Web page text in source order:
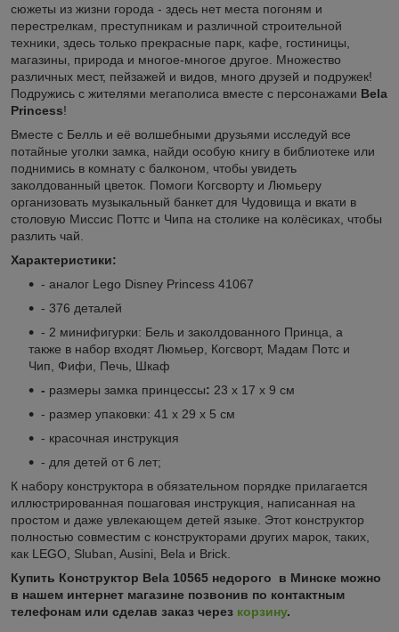
сюжеты из жизни города - здесь нет места погоням и
перестрелкам, преступникам и различной строительной
техники, здесь только прекрасные парк, кафе, гостиницы,
магазины, природа и многое-многое другое. Множество
различных мест, пейзажей и видов, много друзей и подружек!
Подружись с жителями мегаполиса вместе с персонажами Bela
Princess!
Вместе с Белль и её волшебными друзьями исследуй все
потайные уголки замка, найди особую книгу в библиотеке или
поднимись в комнату с балконом, чтобы увидеть
заколдованный цветок. Помоги Когсворту и Люмьеру
организовать музыкальный банкет для Чудовища и вкати в
столовую Миссис Поттс и Чипа на столике на колёсиках, чтобы
разлить чай.
Характеристики:
- аналог Lego Disney Princess 41067
- 376 деталей
- 2 минифигурки: Бель и заколдованного Принца, а
также в набор входят Люмьер, Когсворт, Мадам Потс и
Чип, Фифи, Печь, Шкаф
- размеры замка принцессы: 23 х 17 х 9 см
- размер упаковки: 41 х 29 х 5 см
- красочная инструкция
- для детей от 6 лет;
К набору конструктора в обязательном порядке прилагается
иллюстрированная пошаговая инструкция, написанная на
простом и даже увлекающем детей языке. Этот конструктор
полностью совместим с конструкторами других марок, таких,
как LEGO, Sluban, Ausini, Bela и Brick.
Купить Конструктор Bela 10565 недорого в Минске можно
в нашем интернет магазине позвонив по контактным
телефонам или сделав заказ через корзину.